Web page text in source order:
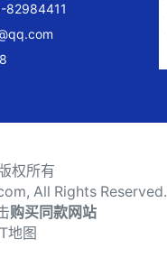
82984411
权所有
All Rights Reserved.
购买同款网站
地图